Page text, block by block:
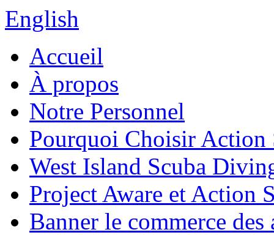
English
Accueil
À propos
Notre Personnel
Pourquoi Choisir Action
West Island Scuba
Project Aware et Action
Banner le commerce